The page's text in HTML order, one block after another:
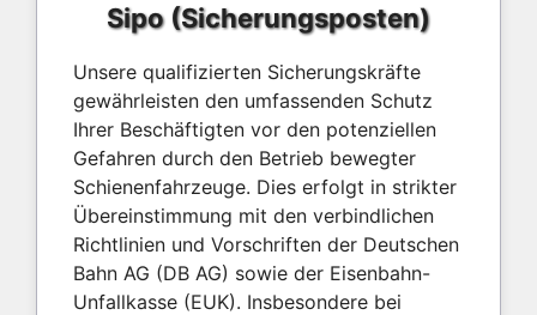
Sipo (Sicherungsposten)
Unsere qualifizierten Sicherungskräfte
gewährleisten den umfassenden Schutz
Ihrer Beschäftigten vor den potenziellen
Gefahren durch den Betrieb bewegter
Schienenfahrzeuge. Dies erfolgt in strikter
Übereinstimmung mit den verbindlichen
Richtlinien und Vorschriften der Deutschen
Bahn AG (DB AG) sowie der Eisenbahn-
Unfallkasse (EUK). Insbesondere bei